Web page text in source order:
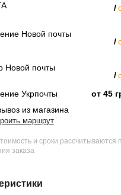
Новой почты
Новой почты
Укрпочты
от 45
из магазина
маршрут
и сроки рассчитываются
заказа